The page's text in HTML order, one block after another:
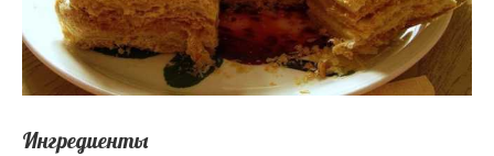
Ингредиенты